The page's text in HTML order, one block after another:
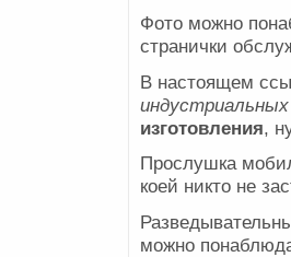
Фото можно
странички
В настоящем
индустриальных
изготовления,
Прослушка
коей никто не
можно